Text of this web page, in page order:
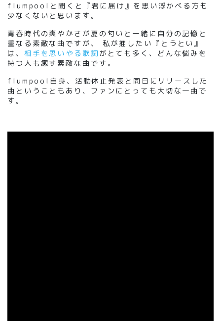
flumpool と聞くと 『 君に届け 』 を思い浮かべる方も
少なくないと思います。
青春時代の爽やかさが夏の匂いと一緒に自分の記憶と
重なる素敵な曲ですが、
私が推したい 『 とうとい 』
は、 相手を思いやる歌詞 がとても多く、どんな悩みを
持つ人も癒す素敵な曲です。
flumpool 自身、活動休止発表と同日にリリースした
曲ということもあり、ファンにとっても大切な一曲で
す。